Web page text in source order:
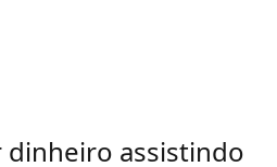
dinheiro assistindo